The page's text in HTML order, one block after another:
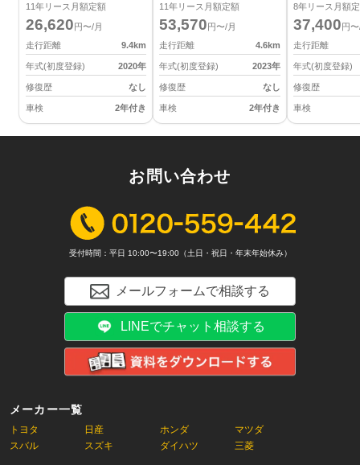
11年リース月額定額
26,620円〜/月
走行距離
9.4km
年式(初度登録) 2020年
修復歴 なし
車検 2年付き
11年リース月額定額
53,570円〜/月
走行距離
4.6km
年式(初度登録) 2023年
修復歴 なし
車検 2年付き
8年リース月額
37,400円
走行距離
年式(初度登録)
修復歴
車検
メーカー一覧
トヨタ 日産 ホンダ
マツダ
スバル
スズキ ダイハツ 三菱
お問い合わせ
受付時間：平日 10:00〜19:00（土日・祝日・年末年始休み）
メールフォームで相談する
LINEでチャット相談する